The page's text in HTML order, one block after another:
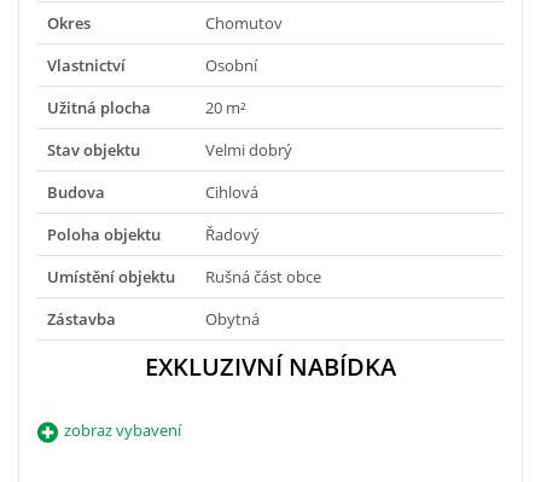
Okres
Chomutov
Vlastnictví
Osobní
Užitná plocha
20 m²
Stav objektu
Velmi dobrý
Budova
Cihlová
Poloha objektu
Řadový
Umístění objektu
Rušná část obce
Zástavba
Obytná
EXKLUZIVNÍ NABÍDKA
zobraz vybavení